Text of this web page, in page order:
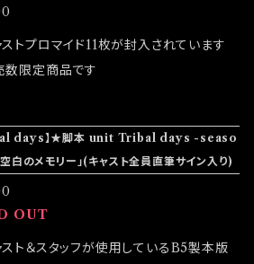
01(日)12:00/18:00 【前売】￥3,80
上 隆也 回向 とも 鳥と水たまり
城 色 【愛情出
らしていました」
します ◆発送は2026/08/08(土) unit
-season10-「目に沁みるんだ、
謝祭終了後になります 公演詳細はこ
トプロマイド11枚が封入されています
限定商品です
days】★脚本 unit Tribal days -seaso
白のメモリー」(キャスト全員直筆サイン入り)
OUT
ト＆スタッフが使用しているB5製本版